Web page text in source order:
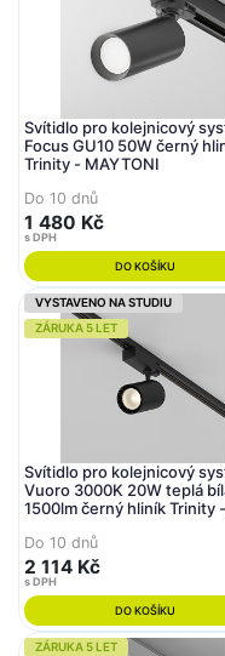
Svítidlo pro kolejnicový
Focus GU10 50W černý
Trinity - MAYTONI
Do 10 dnů
1 480 Kč
s DPH
DO KOŠÍKU
VYSTAVENO NA STUDIU
ZÁRUKA 5 LET
Svítidlo pro kolejnicový
Vuoro 3000K 20W teplá
1500lm černý hliník Trinity -
Do 10 dnů
2 114 Kč
s DPH
DO KOŠÍKU
ZÁRUKA 5 LET